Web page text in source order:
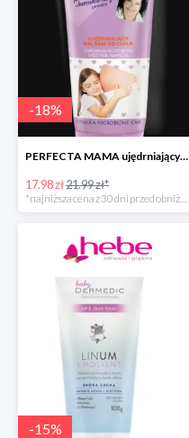
-18%
PERFECTA MAMA ujędrniający balsam do ciała
17.98 zł21.99 zł*
*najniższa cena z 30 dni przed obniżką
-15%